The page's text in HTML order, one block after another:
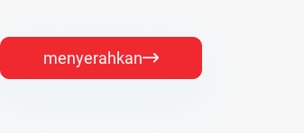
menyerahkan